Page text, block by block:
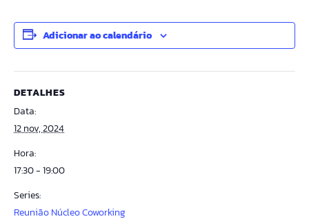
Adicionar ao calendário
DETALHES
Data:
12 nov, 2024
Hora:
17:30 - 19:00
Series:
Reunião Núcleo Coworking